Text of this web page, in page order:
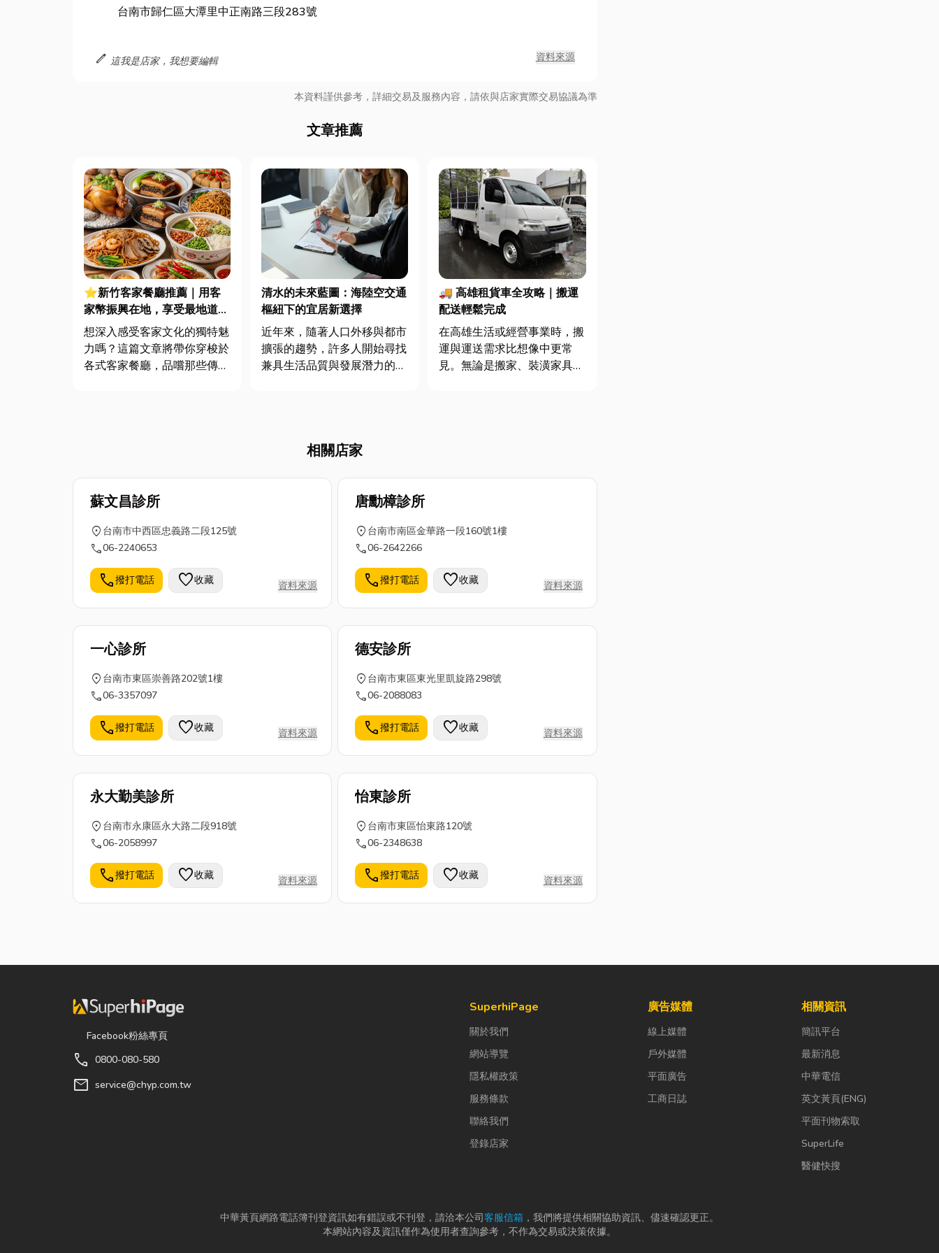
台南市歸仁區大潭里中正南路三段283號
edit 這我是店家，我想要編輯 資料來源
本資料謹供參考，詳細交易及服務內容，請依與店家實際交易協議為準
文章推薦
⭐新竹客家餐廳推薦｜用客
家幣振興在地，享受最地道客
家味！
想深入感受客家文化的獨特魅
力嗎？這篇文章將帶你穿梭於
各式客家餐廳，品嚐那些傳承
清水的未來藍圖：海陸空交通
樞紐下的宜居新選擇
近年來，隨著人口外移與都市
擴張的趨勢，許多人開始尋找
兼具生活品質與發展潛力的區
交通、教育與產業的多重優
族的...
🚚 高雄租貨車全攻略｜搬運
配送輕鬆完成
在高雄生活或經營事業時，搬
運與運送需求比想像中更常
見。無論是搬家、裝潢家具、
量大，若...
相關店家
蘇文昌診所
location_on 台南市中西區忠義路二段125號
call06-2240653
call撥打電話 favorite收藏 資料來源
唐勳樟診所
location_on 台南市南區金華路一段160號1樓
call06-2642266
call撥打電話 favorite收藏 資料來源
一心診所
location_on 台南市東區崇善路202號1樓
call06-3357097
call撥打電話 favorite收藏 資料來源
德安診所
location_on 台南市東區東光里凱旋路298號
call06-2088083
call撥打電話 favorite收藏 資料來源
永大勤美診所
location_on 台南市永康區永大路二段918號
call06-2058997
call撥打電話 favorite收藏 資料來源
怡東診所
location_on 台南市東區怡東路120號
call06-2348638
call撥打電話 favorite收藏 資料來源
Facebook粉絲專頁
call 0800-080-580
mail service@chyp.com.tw
SuperhiPage
關於我們
網站導覽
隱私權政策
服務條款
聯絡我們
登錄店家
廣告媒體
線上媒體
戶外媒體
平面廣告
工商日誌
相關資訊
簡訊平台
最新消息
中華電信
英文黃頁(ENG)
平面刊物索取
SuperLife
醫健快搜
中華黃頁網路電話簿刊登資訊如有錯誤或不刊登，請洽本公司客服信箱 ，我們將提供相關協助資訊、儘速確認更正。
本網站內容及資訊僅作為使用者查詢參考，不作為交易或決策依據。